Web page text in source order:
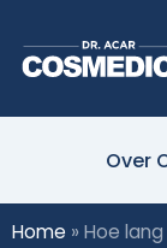
Over
Home » Hoe